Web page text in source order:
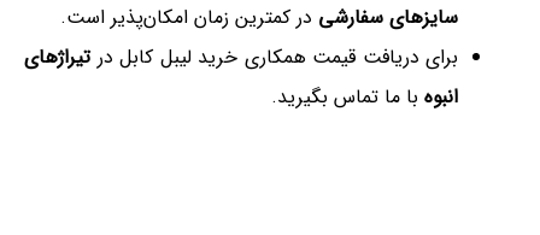
سایزهای سفارشی در کمترین زمان امکان‌پذیر است.
برای دریافت قیمت همکاری خرید لیبل کابل درتیراژهای
انبوه با ما تماس بگیرید.